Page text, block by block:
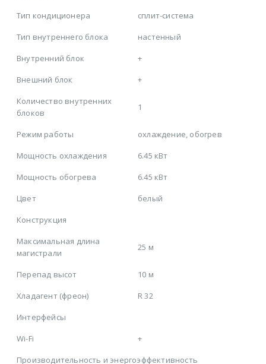
Тип кондиционера
сплит-система
Тип внутреннего блока
настенный
Внутренний блок
+
Внешний блок
+
Количество внутренних
блоков
1
Режим работы
охлаждение, обогрев
Мощность охлаждения
6.45 кВт
Мощность обогрева
6.45 кВт
Цвет
белый
Конструкция
Максимальная длина
магистрали
25 м
Перепад высот
10 м
Хладагент (фреон)
R 32
Интерфейсы
Wi-Fi
+
Производительность и энергоэффективность